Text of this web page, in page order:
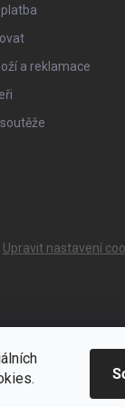
a reklamace
Upravit nastavení